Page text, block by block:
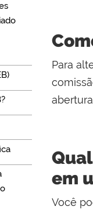
Para
em
Você